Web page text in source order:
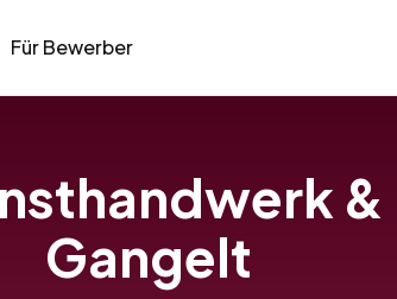
Für Bewerber
Gangelt